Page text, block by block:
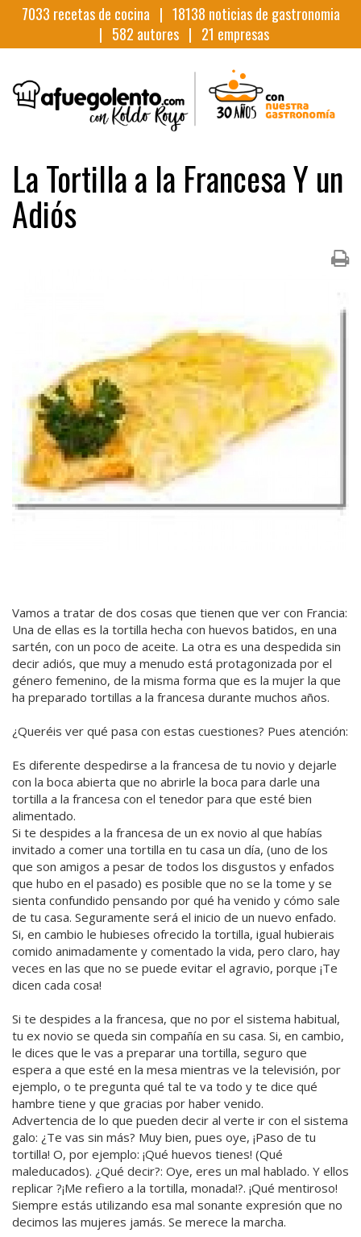
7033 recetas de cocina | 18138 noticias de gastronomia
| 582 autores | 21 empresas
La Tortilla a la Francesa Y un
Adiós
Vamos a tratar de dos cosas que tienen que ver con Francia:
Una de ellas es la tortilla hecha con huevos batidos, en una
sartén, con un poco de aceite. La otra es una despedida sin
decir adiós, que muy a menudo está protagonizada por el
género femenino, de la misma forma que es la mujer la que
ha preparado tortillas a la francesa durante muchos años.
¿Queréis ver qué pasa con estas cuestiones? Pues atención:
Es diferente despedirse a la francesa de tu novio y dejarle
con la boca abierta que no abrirle la boca para darle una
tortilla a la francesa con el tenedor para que esté bien
alimentado.
Si te despides a la francesa de un ex novio al que habías
invitado a comer una tortilla en tu casa un día, (uno de los
que son amigos a pesar de todos los disgustos y enfados
que hubo en el pasado) es posible que no se la tome y se
sienta confundido pensando por qué ha venido y cómo sale
de tu casa. Seguramente será el inicio de un nuevo enfado.
Si, en cambio le hubieses ofrecido la tortilla, igual hubierais
comido animadamente y comentado la vida, pero claro, hay
veces en las que no se puede evitar el agravio, porque ¡Te
dicen cada cosa!
Si te despides a la francesa, que no por el sistema habitual,
tu ex novio se queda sin compañía en su casa. Si, en cambio,
le dices que le vas a preparar una tortilla, seguro que
espera a que esté en la mesa mientras ve la televisión, por
ejemplo, o te pregunta qué tal te va todo y te dice qué
hambre tiene y que gracias por haber venido.
Advertencia de lo que pueden decir al verte ir con el sistema
galo: ¿Te vas sin más? Muy bien, pues oye, ¡Paso de tu
tortilla! O, por ejemplo: ¡Qué huevos tienes! (Qué
maleducados). ¿Qué decir?: Oye, eres un mal hablado. Y ellos
replicar ?¡Me refiero a la tortilla, monada!?. ¡Qué mentiroso!
Siempre estás utilizando esa mal sonante expresión que no
decimos las mujeres jamás. Se merece la marcha.